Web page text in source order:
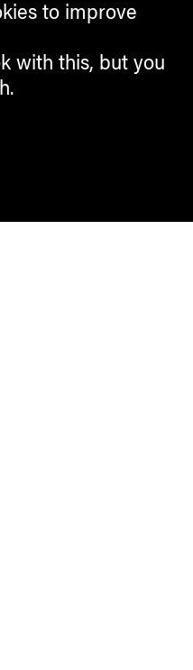
to improve
with this, but you